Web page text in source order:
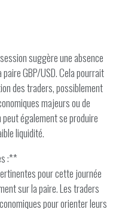
suggère une absence
GBP/USD. Cela pourrait
des traders, possiblement
majeurs ou de
également se produire
liquidité.
:**
pour cette journée
sur la paire. Les traders
pour orienter leurs